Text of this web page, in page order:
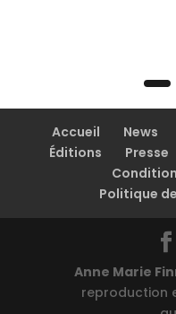
Accueil News
Éditions
Presse
Politique
Anne Marie
reproduction